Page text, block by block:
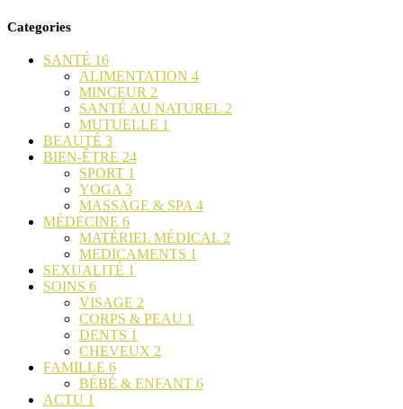
Categories
SANTÉ 16
ALIMENTATION 4
MINCEUR 2
SANTÉ AU NATUREL 2
MUTUELLE 1
BEAUTÉ 3
BIEN-ÊTRE 24
SPORT 1
YOGA 3
MASSAGE & SPA 4
MÉDECINE 6
MATÉRIEL MÉDICAL 2
MEDICAMENTS 1
SEXUALITÉ 1
SOINS 6
VISAGE 2
CORPS & PEAU 1
DENTS 1
CHEVEUX 2
FAMILLE 6
BÉBÉ & ENFANT 6
ACTU 1